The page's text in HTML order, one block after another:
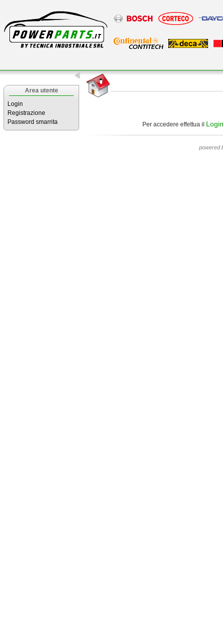
Area utente
Login
Registrazione
Password smarrita
Per accedere effettua il Login
powered